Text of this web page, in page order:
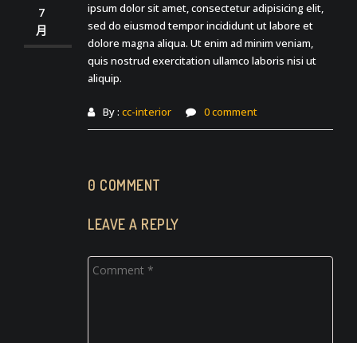
7
月
ipsum dolor sit amet, consectetur adipisicing elit,
sed do eiusmod tempor incididunt ut labore et
dolore magna aliqua. Ut enim ad minim veniam,
quis nostrud exercitation ullamco laboris nisi ut
aliquip.
By : cc-interior 0 comment
0 COMMENT
LEAVE A REPLY